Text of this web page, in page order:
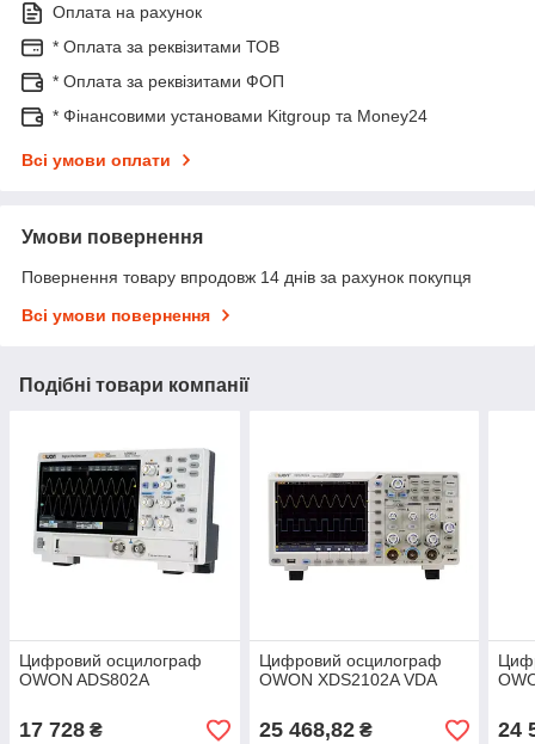
Оплата на рахунок
* Оплата за реквізитами ТОВ
* Оплата за реквізитами ФОП
* Фінансовими установами Kitgroup та Money24
Всі умови оплати
Умови повернення
Повернення товару впродовж 14 днів за рахунок покупця
Всі умови повернення
Подібні товари компанії
Цифровий осцилограф
OWON ADS802A
17 728 ₴
Цифровий осцилограф
OWON XDS2102A VDA
25 468,82₴ 24